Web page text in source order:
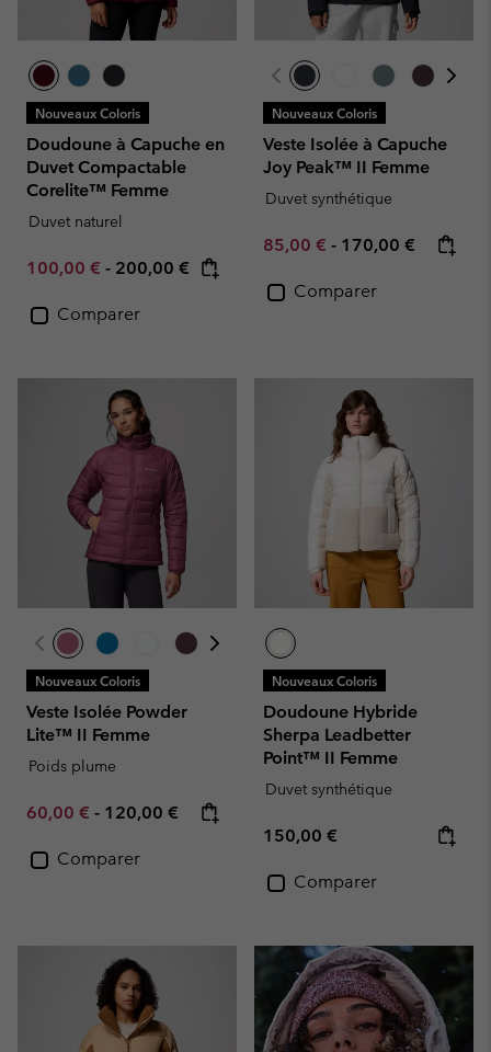
Nouveaux Coloris
Doudoune à Capuche en
Duvet Compactable
Corelite™ Femme
Duvet naturel
Minimum sale price:
100,00 € - Maximum price:
200,00 €
Comparer
Nouveaux Coloris
Veste Isolée à Capuche
Joy Peak™ II Femme
Duvet synthétique
Minimum sale price:
85,00 € - Maximum price:
170,00 €
Comparer
Nouveaux Coloris
Veste Isolée Powder
Lite™ II Femme
Poids plume
Minimum sale price:
60,00 € - Maximum price:
120,00 €
Comparer
Nouveaux Coloris
Doudoune Hybride
Sherpa Leadbetter
Point™ II Femme
Duvet synthétique
Regular price:
150,00 €
Comparer